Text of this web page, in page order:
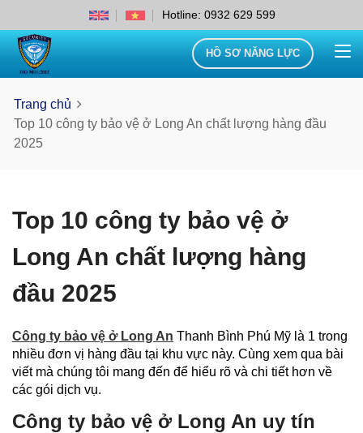
Hotline: 0932 629 599
HỒ SƠ NĂNG LỰC
Trang chủ
Top 10 công ty bảo vệ ở Long An chất lượng hàng đầu
2025
Top 10 công ty bảo vệ ở
Long An chất lượng hàng
đầu 2025
Công ty bảo vệ ở Long An Thanh Bình Phú Mỹ là 1 trong
nhiều đơn vị hàng đầu tại khu vực này. Cùng xem qua bài
viết mà chúng tôi mang đến để hiểu rõ và chi tiết hơn về
các gói dịch vụ.
Công ty bảo vệ ở Long An uy tín